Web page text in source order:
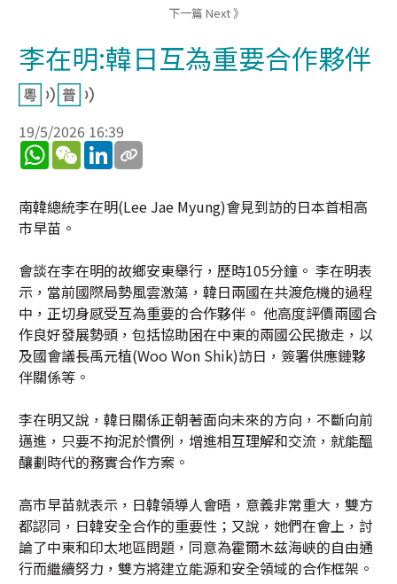
下一篇 Next 》
李在明:韓日互為重要合作夥伴
19/5/2026 16:39
WhatsApp
WeChatLinkedIn
南韓總統李在明(Lee Jae Myung)會見到訪的日本首相高
市早苗。
會談在李在明的故鄉安東舉行，歷時105分鐘。 李在明表
示，當前國際局勢風雲激蕩，韓日兩國在共渡危機的過程
中，正切身感受互為重要的合作夥伴。 他高度評價兩國合
作良好發展勢頭，包括協助困在中東的兩國公民撤走，以
及國會議長禹元植(Woo Won Shik)訪日，簽署供應鏈夥
伴關係等。
李在明又說，韓日關係正朝著面向未來的方向，不斷向前
邁進，只要不拘泥於慣例，增進相互理解和交流，就能醞
釀劃時代的務實合作方案。
高市早苗就表示，日韓領導人會晤，意義非常重大，雙方
都認同，日韓安全合作的重要性；又說，她們在會上，討
論了中東和印太地區問題，同意為霍爾木兹海峽的自由通
行而繼續努力，雙方將建立能源和安全領域的合作框架。